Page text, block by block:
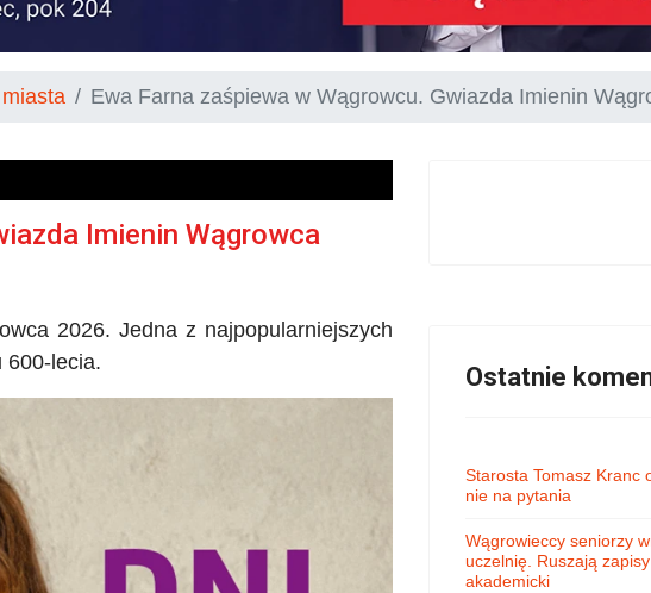
Ewa Farna zaśpiewa w Wągrowcu. Gwiazda Imienin
Imienin Wągrowca
2026. Jedna z najpopularniejszych
600-lecia.
Ostatnie
Starosta Tomasz Kranc
nie na pytania
Wągrowieccy seniorzy
uczelnię. Ruszają
akademicki